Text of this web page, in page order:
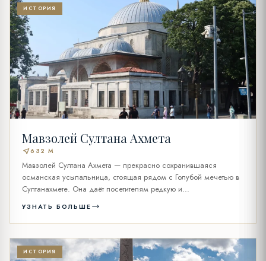
ИСТОРИЯ
Мавзолей Султана Ахмета
near_me632 M
Мавзолей Султана Ахмета — прекрасно сохранившаяся
османская усыпальница, стоящая рядом с Голубой мечетью в
Султанахмете. Она даёт посетителям редкую и...
УЗНАТЬ БОЛЬШЕ
ИСТОРИЯ